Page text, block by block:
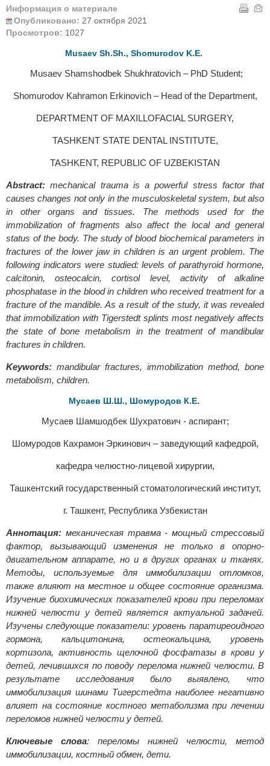
Информация о материале
Опубликовано: 27 октября 2021
Просмотров: 1027
Musaev Sh.Sh., Shomurodov K.E.
Musaev Shamshodbek Shukhratovich – PhD Student;
Shomurodov Kahramon Erkinovich – Head of the Department,
DEPARTMENT OF MAXILLOFACIAL SURGERY,
TASHKENT STATE DENTAL INSTITUTE,
TASHKENT, REPUBLIC OF UZBEKISTAN
Abstract: mechanical trauma is a powerful stress factor that
causes changes not only in the musculoskeletal system, but also
in other organs and tissues. The methods used for the
immobilization of fragments also affect the local and general
status of the body. The study of blood biochemical parameters in
fractures of the lower jaw in children is an urgent problem. The
following indicators were studied: levels of parathyroid hormone,
calcitonin, osteocalcin, cortisol level, activity of alkaline
phosphatase in the blood in children who received treatment for a
fracture of the mandible. As a result of the study, it was revealed
that immobilization with Tigerstedt splints most negatively affects
the state of bone metabolism in the treatment of mandibular
fractures in children.
Keywords: mandibular fractures, immobilization method, bone
metabolism, children.
Мусаев Ш.Ш., Шомуродов К.Е.
Мусаев Шамшодбек Шухратович - аспирант;
Шомуродов Кахрамон Эркинович – заведующий кафедрой,
кафедра челюстно-лицевой хирургии,
Ташкентский государственный стоматологический институт,
г. Ташкент, Республика Узбекистан
Аннотация: механическая травма - мощный стрессовый
фактор, вызывающий изменения не только в опорно-
двигательном аппарате, но и в других органах и тканях.
Методы, используемые для иммобилизации отломков,
также влияют на местное и общее состояние организма.
Изучение биохимических показателей крови при переломах
нижней челюсти у детей является актуальной задачей.
Изучены следующие показатели: уровень паратиреоидного
гормона, кальцитонина, остеокальцина, уровень
кортизола, активность щелочной фосфатазы в крови у
детей, лечившихся по поводу перелома нижней челюсти. В
результате исследования было выявлено, что
иммобилизация шинами Тигерстедта наиболее негативно
влияет на состояние костного метаболизма при лечении
переломов нижней челюсти у детей.
Ключевые слова: переломы нижней челюсти, метод
иммобилизации, костный обмен, дети.